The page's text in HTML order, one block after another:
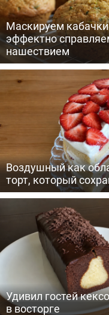
Маскируем
эффектно
нашествием
Воздушный как
торт, который
Удивил гостей
в восторге